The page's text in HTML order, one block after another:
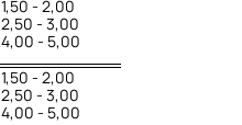
1,50 - 2,00
2,50 - 3,00
4,00 - 5,00
1,50 - 2,00
2,50 - 3,00
4,00 - 5,00